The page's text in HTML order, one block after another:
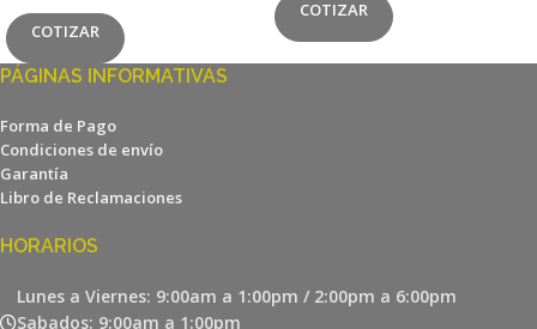
COTIZAR
COTIZAR
PÁGINAS INFORMATIVAS
Forma de Pago
Condiciones de envío
Garantía
Libro de Reclamaciones
HORARIOS
Lunes a Viernes: 9:00am a 1:00pm / 2:00pm a 6:00pm
Sabados: 9:00am a 1:00pm